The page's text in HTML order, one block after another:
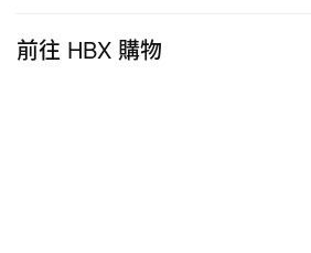
Bottle Studio」即將登陸京都
Rolex 2023 年全新錶款陣容
前往 HBX 購物